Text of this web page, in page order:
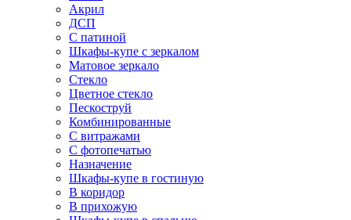
Акрил
ДСП
С патиной
Шкафы-купе с зеркалом
Матовое зеркало
Стекло
Цветное стекло
Пескоструй
Комбинированные
С витражами
С фотопечатью
Назначение
Шкафы-купе в гостиную
В коридор
В прихожую